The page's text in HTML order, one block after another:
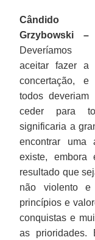
Cândido
Grzybowski –
Deveríamos
aceitar fazer a
concertação, e
todos deveriam
ceder para
significaria a
encontrar uma
existe,
resultado que
não violento
princípios e
conquistas e
as